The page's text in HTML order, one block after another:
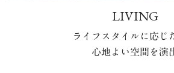
LIVING
ライフスタイルに応じ
心地よい空間を演